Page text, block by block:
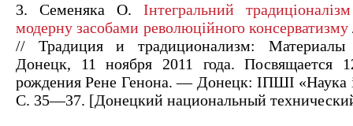
3. Семеняка О. Інтегральний
модерну засобами революційного консерватизму
// Традиция и традиционализм: Материалы
Донецк, 11 ноября 2011 года. Посвящается
рождения Рене Генона. — Донецк: ІПШІ «Наука
С. 35—37. [Донецкий национальный